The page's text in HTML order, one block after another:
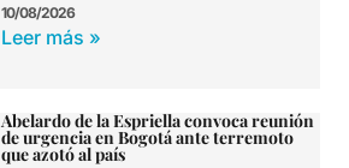
10/08/2026
Leer más »
Abelardo de la Espriella convoca reunión
de urgencia en Bogotá ante terremoto
que azotó al país